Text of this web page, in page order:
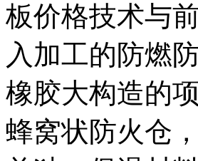
板价格技术与
入加工的防燃
橡胶大构造的
蜂窝状防火仓